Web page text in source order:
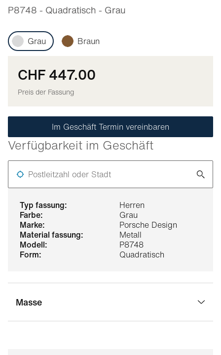
typ fassung:
Herren
farbe:
Grau
marke:
Porsche Design
material fassung:
Metall
modell:
P8748
form:
Quadratisch
Masse
P8748 - Quadratisch - Grau
Grau Braun
CHF 447.00
Preis der Fassung
Im Geschäft Termin vereinbaren
Verfügbarkeit im Geschäft
Postleitzahl oder Stadt